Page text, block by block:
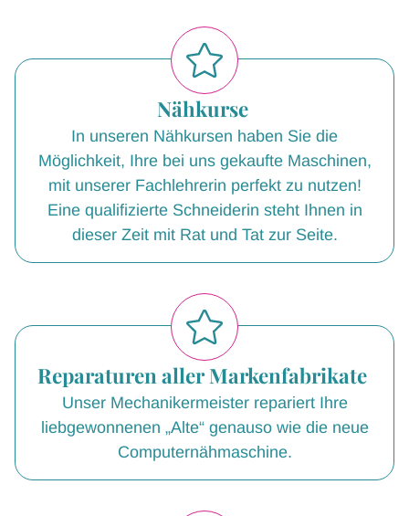
Nähkurse
In unseren Nähkursen haben Sie die
Möglichkeit, Ihre bei uns gekaufte Maschinen,
mit unserer Fachlehrerin perfekt zu nutzen!
Eine qualifizierte Schneiderin steht Ihnen in
dieser Zeit mit Rat und Tat zur Seite.
Reparaturen aller Markenfabrikate
Unser Mechanikermeister repariert Ihre
liebgewonnenen „Alte“ genauso wie die neue
Computernähmaschine.